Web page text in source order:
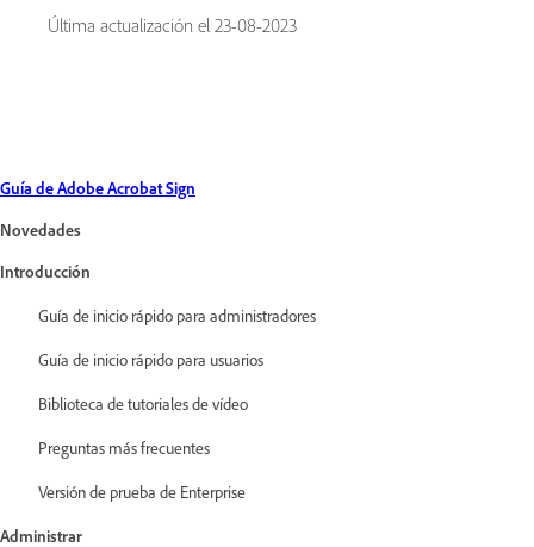
Última actualización el 23-08-2023
Guía de Adobe Acrobat Sign
Novedades
Introducción
Guía de inicio rápido para administradores
Guía de inicio rápido para usuarios
Biblioteca de tutoriales de vídeo
Preguntas más frecuentes
Versión de prueba de Enterprise
Administrar